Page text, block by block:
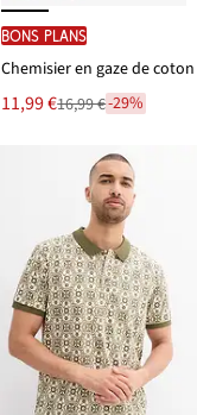
BONS PLANS
Chemisier en gaze de coton
Le
nouveau
11,99 €
Remise16,99 €-29%